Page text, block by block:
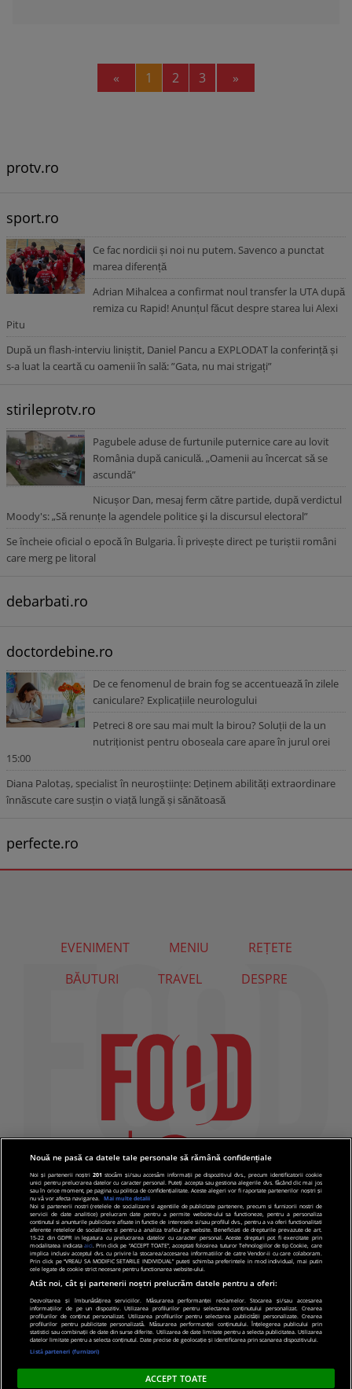
« Previous
1 2 3 »
protv.ro
sport.ro
Ce fac nordicii și noi nu putem. Savenco a punctat
marea diferență
Adrian Mihalcea a confirmat noul transfer la UTA după
remiza cu Rapid! Anunțul făcut despre starea lui Alexi
Pitu
După un flash-interviu liniștit, Daniel Pancu a EXPLODAT la conferință și
s-a luat la ceartă cu oamenii în sală: ”Gata, nu mai strigați”
stirileprotv.ro
Pagubele aduse de furtunile puternice care au lovit
România după caniculă. „Oamenii au încercat să se
ascundă”
Nicușor Dan, mesaj ferm către partide, după verdictul
Moody's: „Să renunțe la agendele politice şi la discursul electoral”
Se încheie oficial o epocă în Bulgaria. Îi privește direct pe turiștii români
care merg pe litoral
debarbati.ro
doctordebine.ro
De ce fenomenul de brain fog se accentuează în zilele
caniculare? Explicațiile neurologului
Petreci 8 ore sau mai mult la birou? Soluții de la un
nutriționist pentru oboseala care apare în jurul orei
15:00
Diana Palotaș, specialist în neuroștiințe: Deținem abilități extraordinare
înnăscute care susțin o viață lungă și sănătoasă
perfecte.ro
EVENIMENT MENIU
REȚETE
BĂUTURI
TRAVEL DESPRE
© 2019 PRO TV S.R.L |Politica de Cookie|Politica
de confidentialitate
Nouă ne pasă ca datele tale personale să rămână confidențiale
Noi și partenerii noștri201 stocăm și/sau accesăm informații pe dispozitivul dvs., precum identificatorii cookie
unici pentru prelucrarea datelor cu caracter personal. Puteți accepta sau gestiona alegerile dvs. făcând clic mai jos
sau în orice moment, pe pagina cu politica de confidențialitate. Aceste alegeri vor fi raportate partenerilor noștri și
nu vă vor afecta navigarea.
Mai multe detalii
Noi si partenerii nostri (retelele de socializare si agentiile de publicitate partenere, precum si furnizorii nostri de
servicii de date analitice) prelucram date pentru a permite website-ului sa functioneze, pentru a personaliza
continutul si anunturile publicitare afisate in functie de interesele si/sau profilul dvs., pentru a va oferi functionalitati
aferente retelelor de socializare si pentru a analiza traficul pe website. Beneficiati de drepturile prevazute de art.
15-22 din GDPR in legatura cu prelucrarea datelor cu caracter personal. Aceste drepturi pot fi exercitate prin
modalitatea indicata aici. Prin click pe “ACCEPT TOATE”, acceptati folosirea tuturor Tehnologiilor de tip Cookie, care
implica inclusiv acceptul dvs. cu privire la stocarea/accesarea informatiilor de catre Vendor-ii cu care colaboram.
Prin click pe “VREAU SA MODIFIC SETARILE INDIVIDUAL” puteti schimba preferintele in mod individual, mai putin
cele legate de cookie strict necesare pentru functionarea website-ului.
Atât noi, cât și partenerii noștri prelucrăm datele pentru a oferi:
Dezvoltarea și îmbunătățirea serviciilor. Măsurarea performanței reclamelor. Stocarea și/sau accesarea
informațiilor de pe un dispozitiv. Utilizarea profilurilor pentru selectarea conținutului personalizat. Crearea
profilurilor de conținut personalizat. Utilizarea profilurilor pentru selectarea publicității personalizate. Crearea
profilurilor pentru publicitate personalizată. Măsurarea performanței conținutului. Înțelegerea publicului prin
statistici sau combinații de date din surse diferite. Utilizarea de date limitate pentru a selecta publicitatea. Utilizarea
datelor limitate pentru a selecta conținutul. Date precise de geolocație și identificarea prin scanarea dispozitivului.
Listă parteneri (furnizori)
ACCEPT TOATE